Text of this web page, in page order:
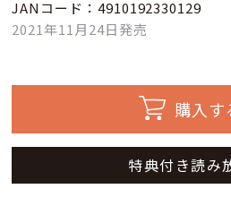
JANコード：4910192330129
2021年11月24日発売
購入す
特典付き読み